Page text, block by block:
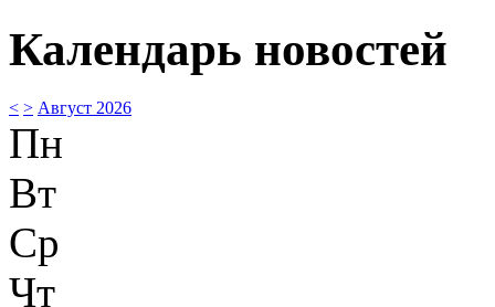
Календарь новостей
< > Август 2026
Пн
Вт
Ср
Чт